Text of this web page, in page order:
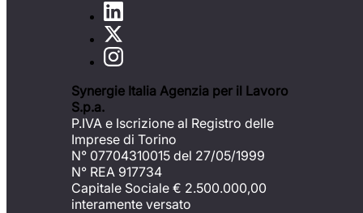
Synergie Italia Agenzia per il Lavoro
S.p.a.
P.IVA e Iscrizione al Registro delle
Imprese di Torino
N° 07704310015 del 27/05/1999
N° REA 917734
Capitale Sociale € 2.500.000,00
interamente versato